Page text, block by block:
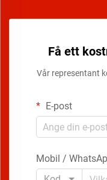
Få ett
Vår representant
E-post
Mobil /